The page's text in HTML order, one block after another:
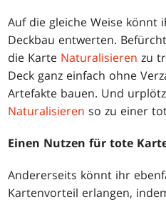
Auf die gleiche Weise könnt
Deckbau entwerten.
die Karte Naturalisieren zu
Deck ganz einfach ohne
Artefakte bauen. Und
Naturalisieren so zu einer
Einen Nutzen für tote
Andererseits könnt ihr
Kartenvorteil erlangen,